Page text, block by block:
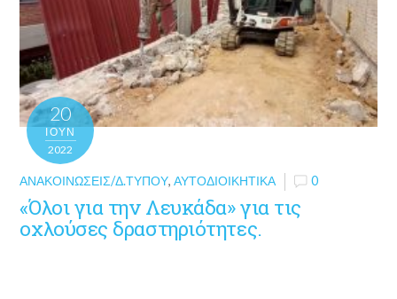
20
ΙΟΎΝ
2022
ΑΝΑΚΟΙΝΏΣΕΙΣ/Δ.ΤΎΠΟΥ,ΑΥΤΟΔΙΟΙΚΗΤΙΚΆ 0
«Όλοι για την Λευκάδα» για τις
οχλούσες δραστηριότητες.